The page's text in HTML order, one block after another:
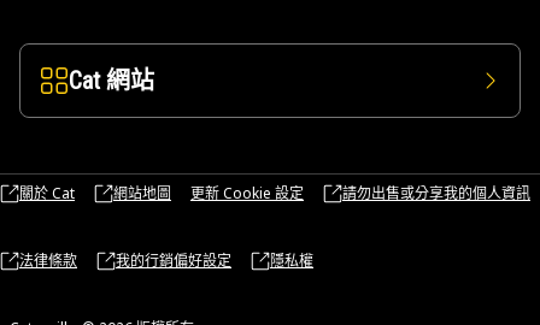
Cat 網站
關於 Cat 網站地圖 更新 Cookie 設定 請勿出售或分享我的個人資訊
法律條款 我的行銷偏好設定 隱私權